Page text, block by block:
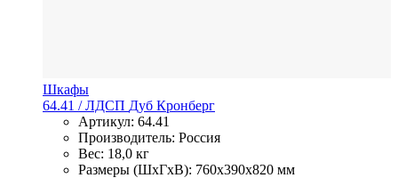
Шкафы
64.41 / ЛДСП Дуб Кронберг
Артикул: 64.41
Производитель: Россия
Вес: 18,0 кг
Размеры (ШхГхВ): 760x390x820 мм